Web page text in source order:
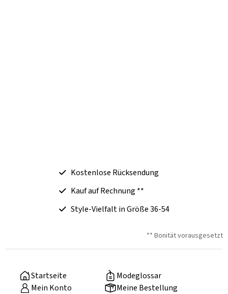
Kostenlose Rücksendung
Kauf auf Rechnung **
Style-Vielfalt in Größe 36-54
** Bonität vorausgesetzt
Startseite
Modeglossar
Mein Konto
Meine Bestellung